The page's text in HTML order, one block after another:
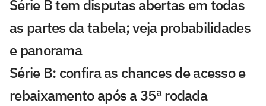
Série B tem disputas abertas em todas
as partes da tabela; veja probabilidades
e panorama
Série B: confira as chances de acesso e
rebaixamento após a 35ª rodada